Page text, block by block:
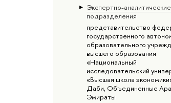
Экспертно-аналитические
подразделения
представительство
государственного
образовательного
высшего образования
«Национальный
исследовательский
«Высшая школа
Даби, Объединенные
Эмираты